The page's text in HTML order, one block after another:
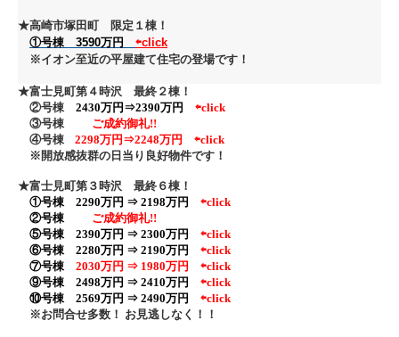
★高崎市塚田町 限定１棟！
①号棟 3590万円
⇦click
※イオン至近の平屋建て住宅の登場です！
★富士見町第４時沢 最終２棟！
②号棟 2430万円⇒2390万円
⇦click
③号棟
ご成約御礼!!
④号棟
2298万円⇒2248万円 ⇦click
※開放感抜群の日当り良好物件です！
★富士見町第３時沢 最終６棟！
①号棟 2290万円 ⇒ 2198万円
⇦click
②号棟
ご成約御礼!!
⑤号棟 2390万円 ⇒ 2300万円
⇦click
⑥号棟 2280万円 ⇒ 2190万円
⇦click
⑦号棟
2030万円 ⇒ 1980万円 ⇦click
⑨号棟 2498万円 ⇒ 2410万円
⇦click
⑩号棟 2569万円 ⇒ 2490万円
⇦click
※お問合せ多数！ お見逃しなく！！